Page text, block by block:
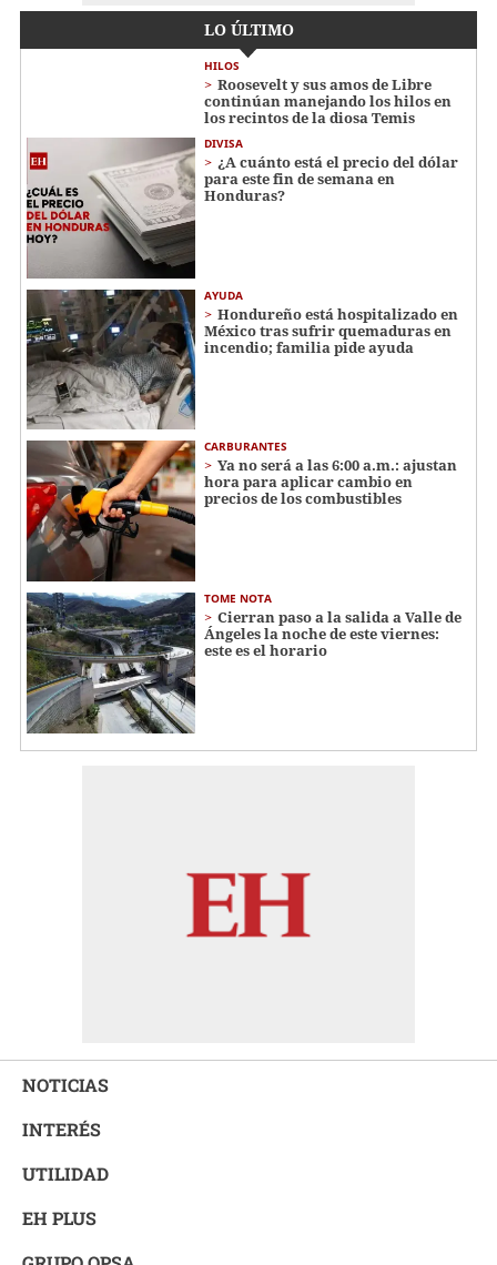
LO ÚLTIMO
HILOS
Roosevelt y sus amos de Libre
continúan manejando los hilos en
los recintos de la diosa Temis
DIVISA
¿A cuánto está el precio del dólar
para este fin de semana en
Honduras?
AYUDA
Hondureño está hospitalizado en
México tras sufrir quemaduras en
incendio; familia pide ayuda
CARBURANTES
Ya no será a las 6:00 a.m.: ajustan
hora para aplicar cambio en
precios de los combustibles
TOME NOTA
Cierran paso a la salida a Valle de
Ángeles la noche de este viernes:
este es el horario
NOTICIAS
INTERÉS
UTILIDAD
EH PLUS